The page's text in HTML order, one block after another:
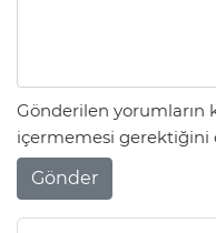
Gönderilen yorumların
içermemesi gerektiğini
Gönder